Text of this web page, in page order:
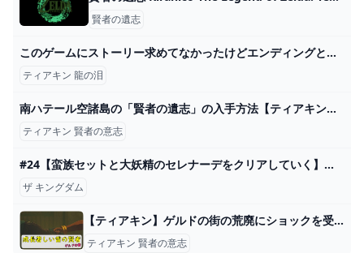
賢者の遺志
このゲームにストーリー求めてなかったけどエンディングとか龍の涙とかホントよかったなあ！！ - ゼルダの伝説まとめ速報｜ティアキン｜ブレワイ
ティアキン 龍の泪
南ハテール空諸島の「賢者の遺志」の入手方法【ティアキン攻略】 - YouTube
ティアキン 賢者の意志
#24【蛮族セットと大妖精のセレナーデをクリアしていく】【ゼルダの伝説 ティアーズ オブ ザ キングダム】 - YouTube
ザ キングダム
【ティアキン】ゲルドの街の荒廃にショックを受け、雷の賢者に喜ぶ - 砂糖水と雑記帳
ティアキン 賢者の意志